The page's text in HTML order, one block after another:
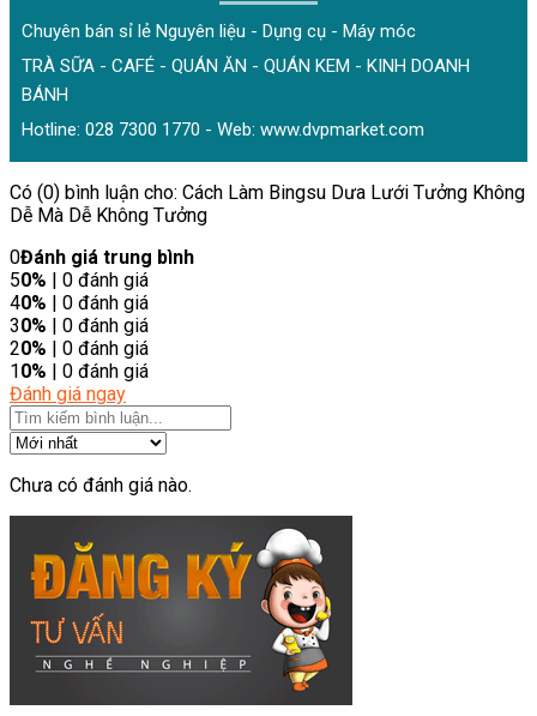
Chuyên bán sỉ lẻ Nguyên liệu - Dụng cụ - Máy móc
TRÀ SỮA - CAFÉ - QUÁN ĂN - QUÁN KEM - KINH DOANH
BÁNH
Hotline: 028 7300 1770 - Web: www.dvpmarket.com
Có (0) bình luận cho: Cách Làm Bingsu Dưa Lưới Tưởng Không
Dễ Mà Dễ Không Tưởng
0Đánh giá trung bình
50% | 0 đánh giá
40% | 0 đánh giá
30% | 0 đánh giá
20% | 0 đánh giá
10% | 0 đánh giá
Đánh giá ngay
Chưa có đánh giá nào.